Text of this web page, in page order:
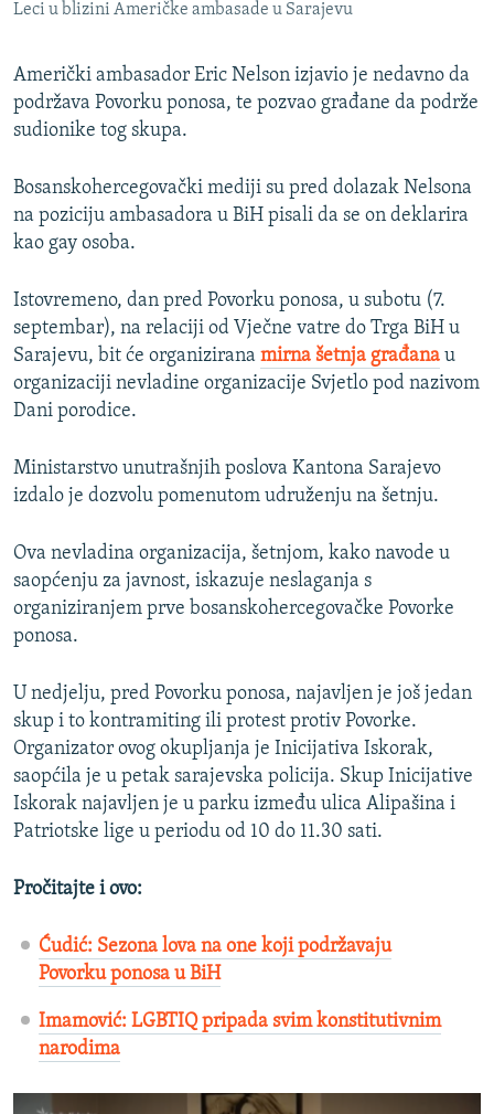
Leci u blizini Američke ambasade u Sarajevu
Američki ambasador Eric Nelson izjavio je nedavno da
podržava Povorku ponosa, te pozvao građane da podrže
sudionike tog skupa.
Bosanskohercegovački mediji su pred dolazak Nelsona
na poziciju ambasadora u BiH pisali da se on deklarira
kao gay osoba.
Istovremeno, dan pred Povorku ponosa, u subotu (7.
septembar), na relaciji od Vječne vatre do Trga BiH u
Sarajevu, bit će organizirana mirna šetnja građana u
organizaciji nevladine organizacije Svjetlo pod nazivom
Dani porodice.
Ministarstvo unutrašnjih poslova Kantona Sarajevo
izdalo je dozvolu pomenutom udruženju na šetnju.
Ova nevladina organizacija, šetnjom, kako navode u
saopćenju za javnost, iskazuje neslaganja s
organiziranjem prve bosanskohercegovačke Povorke
ponosa.
U nedjelju, pred Povorku ponosa, najavljen je još jedan
skup i to kontramiting ili protest protiv Povorke.
Organizator ovog okupljanja je Inicijativa Iskorak,
saopćila je u petak sarajevska policija. Skup Inicijative
Iskorak najavljen je u parku između ulica Alipašina i
Patriotske lige u periodu od 10 do 11.30 sati.
Pročitajte i ovo:
Ćudić: Sezona lova na one koji podržavaju
Povorku ponosa u BiH
Imamović: LGBTIQ pripada svim konstitutivnim
narodima